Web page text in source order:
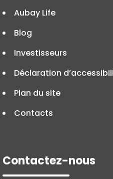
Aubay Life
Blog
Investisseurs
Déclaration
Plan du site
Contacts
Contactez-nous